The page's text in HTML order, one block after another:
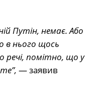
Путін, немає. Або
в нього щось
речі, помітно, що у
— заявив